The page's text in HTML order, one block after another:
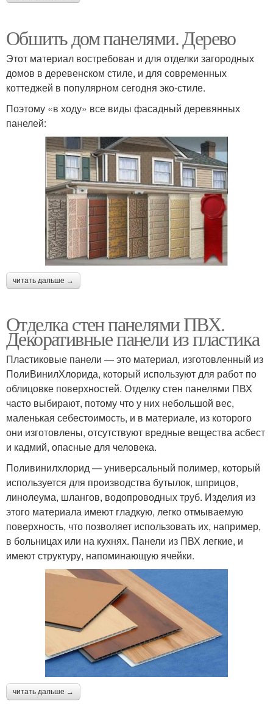
Обшить дом панелями. Дерево
Этот материал востребован и для отделки загородных
домов в деревенском стиле, и для современных
коттеджей в популярном сегодня эко-стиле.
Поэтому «в ходу» все виды фасадный деревянных
панелей:
читать дальше →
Отделка стен панелями ПВХ.
Декоративные панели из пластика
Пластиковые панели — это материал, изготовленный из
ПолиВинилХлорида, который используют для работ по
облицовке поверхностей. Отделку стен панелями ПВХ
часто выбирают, потому что у них небольшой вес,
маленькая себестоимость, и в материале, из которого
они изготовлены, отсутствуют вредные вещества асбест
и кадмий, опасные для человека.
Поливинилхлорид — универсальный полимер, который
используется для производства бутылок, шприцов,
линолеума, шлангов, водопроводных труб. Изделия из
этого материала имеют гладкую, легко отмываемую
поверхность, что позволяет использовать их, например,
в больницах или на кухнях. Панели из ПВХ легкие, и
имеют структуру, напоминающую ячейки.
читать дальше →